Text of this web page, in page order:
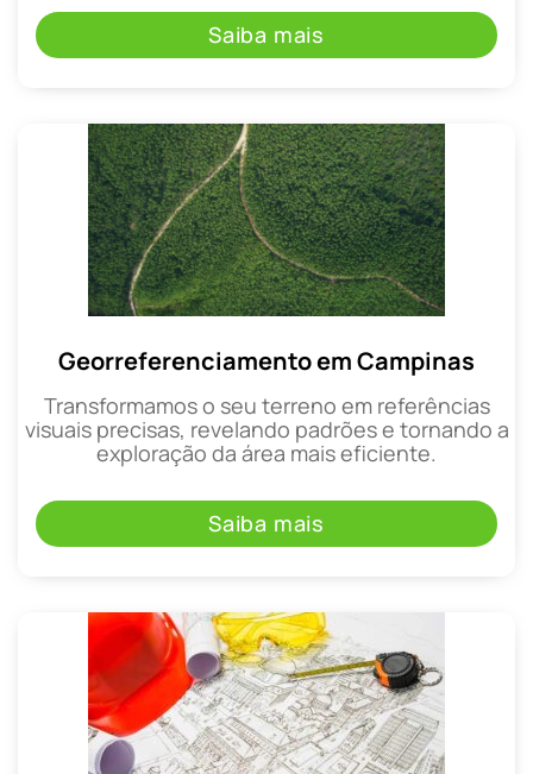
Saiba mais
Georreferenciamento em Campinas
Transformamos o seu terreno em referências
visuais precisas, revelando padrões e tornando a
exploração da área mais eficiente.
Saiba mais